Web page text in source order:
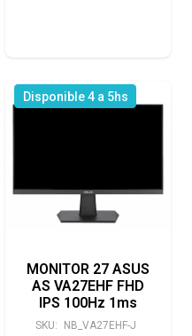
Disponible 4 a 5hs
MONITOR 27 ASUS
AS VA27EHF FHD
IPS 100Hz 1ms
SKU: NB_VA27EHF-J